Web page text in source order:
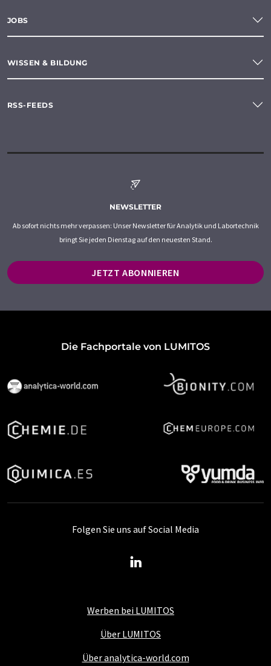
JOBS
WISSEN & BILDUNG
RSS-FEEDS
NEWSLETTER
Ab sofort nichts mehr verpassen: Unser Newsletter für Analytik und Labortechnik
bringt Sie jeden Dienstag auf den neuesten Stand.
JETZT ABONNIEREN
Die Fachportale von LUMITOS
Werben bei LUMITOS
Über LUMITOS
Über analytica-world.com
Folgen Sie uns auf Social Media